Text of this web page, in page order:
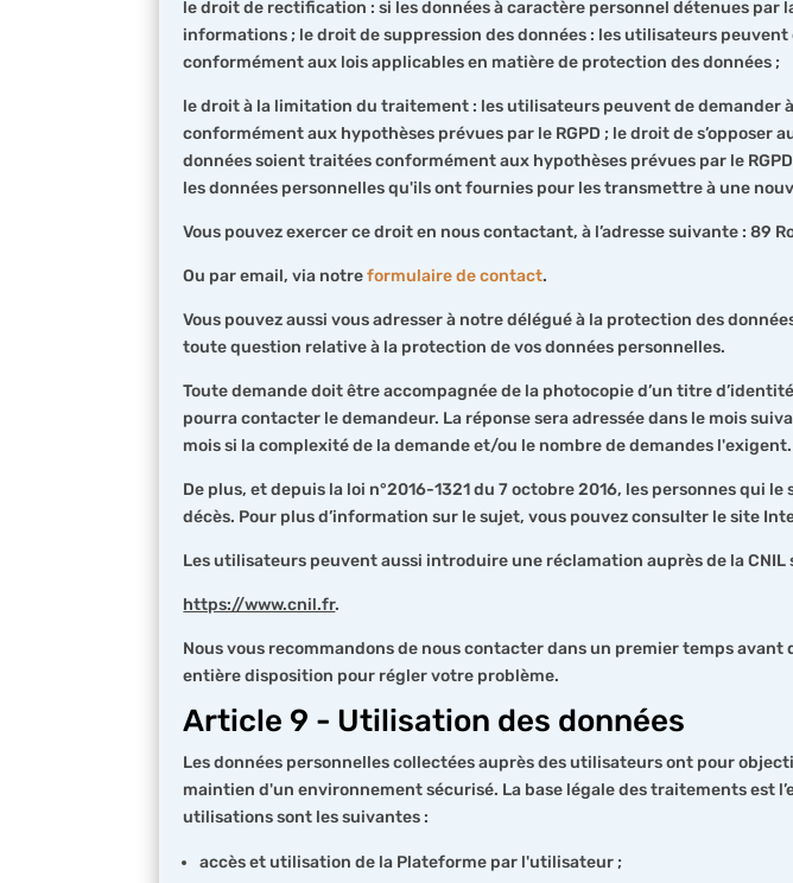
le droit de rectification : si les données à caractère personnel détenues
informations ; le droit de suppression des données : les utilisateurs
conformément aux lois applicables en matière de protection des données ;
le droit à la limitation du traitement : les utilisateurs peuvent de demander
conformément aux hypothèses prévues par le RGPD ; le droit de
données soient traitées conformément aux hypothèses prévues par le
les données personnelles qu'ils ont fournies pour les transmettre à une
Vous pouvez exercer ce droit en nous contactant, à l’adresse suivante : 89
Ou par email, via notreformulaire de contact.
Vous pouvez aussi vous adresser à notre délégué à la protection des
toute question relative à la protection de vos données personnelles.
Toute demande doit être accompagnée de la photocopie d’un titre
pourra contacter le demandeur. La réponse sera adressée dans le mois
mois si la complexité de la demande et/ou le nombre de demandes l'exigent.
De plus, et depuis la loi n°2016-1321 du 7 octobre 2016, les personnes qui
décès. Pour plus d’information sur le sujet, vous pouvez consulter le site
Les utilisateurs peuvent aussi introduire une réclamation auprès de la CNIL
https://www.cnil.fr.
Nous vous recommandons de nous contacter dans un premier temps
entière disposition pour régler votre problème.
Article 9 - Utilisation des données
Les données personnelles collectées auprès des utilisateurs ont pour
maintien d'un environnement sécurisé. La base légale des traitements est
utilisations sont les suivantes :
accès et utilisation de la Plateforme par l'utilisateur ;